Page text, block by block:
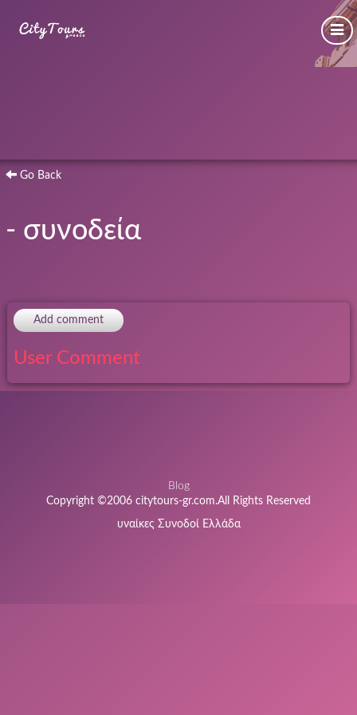
Go Back
- συνοδεία
Add comment
User Comment
Blog
Copyright ©2006 citytours-gr.com.All Rights Reserved
υναίκες Συνοδοί Ελλάδα